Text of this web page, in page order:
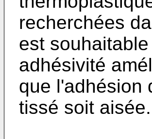
recherchées
est
adhésivité
que l'adhésion
tissé soit aisée.